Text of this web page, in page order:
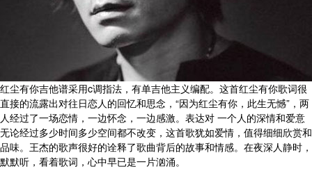
红尘有你吉他谱采用c调指法，有单吉他主义编配。这首红尘有你歌词很
直接的流露出对往日恋人的回忆和思念，“因为红尘有你，此生无憾”，两
人经过了一场恋情，一边怀念，一边感激。表达对 一个人的深情和爱意
无论经过多少时间多少空间都不改变，这首歌犹如爱情，值得细细欣赏和
品味。王杰的歌声很好的诠释了歌曲背后的故事和情感。在夜深人静时，
默默听，看着歌词，心中早已是一片汹涌。